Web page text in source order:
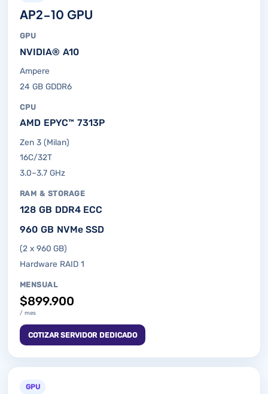
AP2-10 GPU
GPU
NVIDIA® A10
Ampere
24 GB GDDR6
CPU
AMD EPYC™ 7313P
Zen 3 (Milan)
16C/32T
3.0–3.7 GHz
RAM & STORAGE
128 GB DDR4 ECC
960 GB NVMe SSD
(2 x 960 GB)
Hardware RAID 1
MENSUAL
$899.900
/ mes
COTIZAR SERVIDOR DEDICADO
GPU